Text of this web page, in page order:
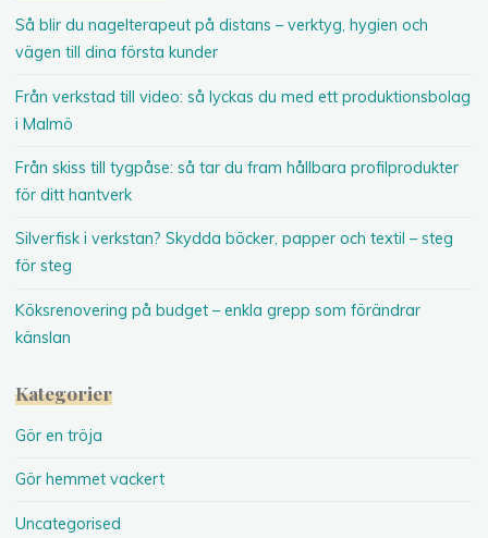
Så blir du nagelterapeut på distans – verktyg, hygien och
vägen till dina första kunder
Från verkstad till video: så lyckas du med ett produktionsbolag
i Malmö
Från skiss till tygpåse: så tar du fram hållbara profilprodukter
för ditt hantverk
Silverfisk i verkstan? Skydda böcker, papper och textil – steg
för steg
Köksrenovering på budget – enkla grepp som förändrar
känslan
Kategorier
Gör en tröja
Gör hemmet vackert
Uncategorised